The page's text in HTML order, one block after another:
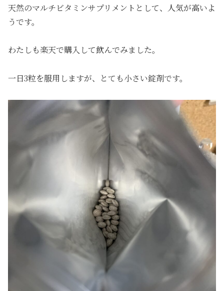
天然のマルチビタミンサプリメントとして、人気が高いよ
うです。
わたしも楽天で購入して飲んでみました。
一日3粒を服用しますが、とても小さい錠剤です。